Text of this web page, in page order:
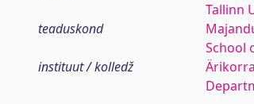
Tallinn
teaduskond
School
instituut / kolledž